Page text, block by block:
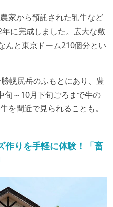
家から預託された乳牛など
に完成しました。広大な敷
んと東京ドーム210個分とい
幌尻岳のふもとにあり、豊
旬～10月下旬ごろまで牛の
を間近で見られることも。
作りを手軽に体験！「畜